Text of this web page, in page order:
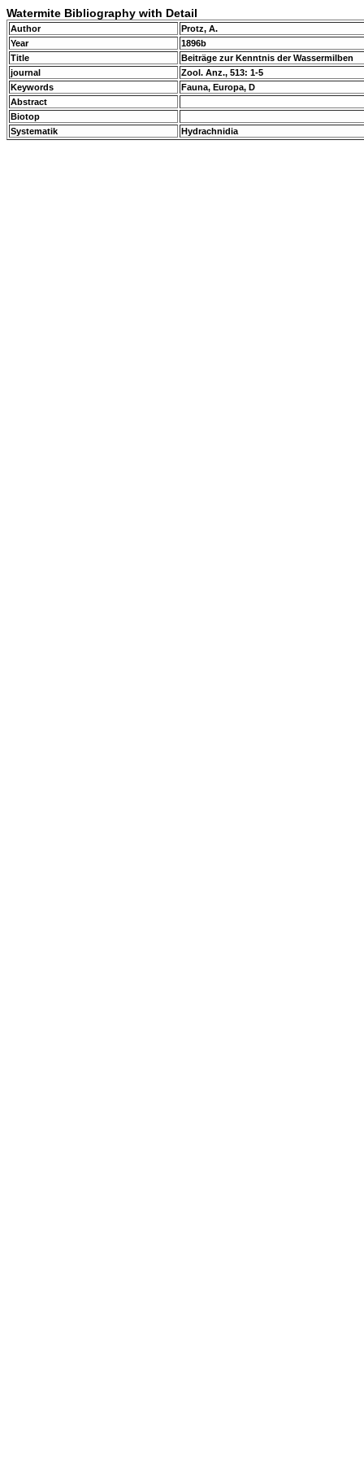
Watermite Bibliography with Detail
Author
Protz, A.
Year
1896b
Title
Beiträge zur Kenntnis der Wassermilben
journal
Zool. Anz., 513: 1-5
Keywords
Fauna, Europa, D
Abstract
Biotop
Systematik
Hydrachnidia